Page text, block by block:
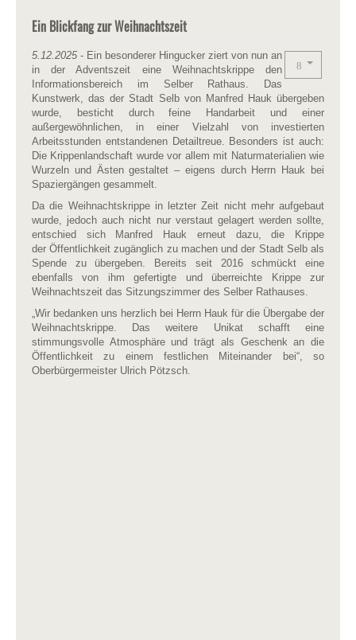
Ein Blickfang zur Weihnachtszeit
5.12.2025 - Ein besonderer Hingucker ziert von nun an
in der Adventszeit eine Weihnachtskrippe den
Informationsbereich im Selber Rathaus. Das
Kunstwerk, das der Stadt Selb von Manfred Hauk übergeben
wurde, besticht durch feine Handarbeit und einer
außergewöhnlichen, in einer Vielzahl von investierten
Arbeitsstunden entstandenen Detailtreue. Besonders ist auch:
Die Krippenlandschaft wurde vor allem mit Naturmaterialien wie
Wurzeln und Ästen gestaltet – eigens durch Herrn Hauk bei
Spaziergängen gesammelt.
Da die Weihnachtskrippe in letzter Zeit nicht mehr aufgebaut
wurde, jedoch auch nicht nur verstaut gelagert werden sollte,
entschied sich Manfred Hauk erneut dazu, die Krippe
der Öffentlichkeit zugänglich zu machen und der Stadt Selb als
Spende zu übergeben. Bereits seit 2016 schmückt eine
ebenfalls von ihm gefertigte und überreichte Krippe zur
Weihnachtszeit das Sitzungszimmer des Selber Rathauses.
„Wir bedanken uns herzlich bei Herrn Hauk für die Übergabe der
Weihnachtskrippe. Das weitere Unikat schafft eine
stimmungsvolle Atmosphäre und trägt als Geschenk an die
Öffentlichkeit zu einem festlichen Miteinander bei“, so
Oberbürgermeister Ulrich Pötzsch.